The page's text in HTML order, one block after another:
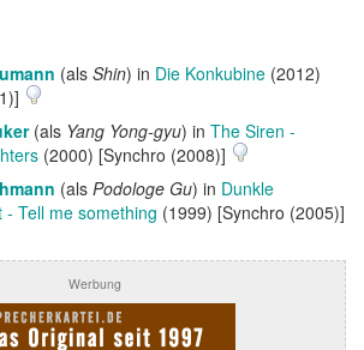
(als Shin) in Die Konkubine (2012)
(als Yang Yong-gyu) in The Siren -
(2000) [Synchro (2008)]
(als Podologe Gu) in Dunkle
- Tell me something (1999) [Synchro (2005)]
Werbung